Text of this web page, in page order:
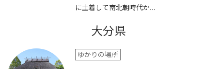
に土着して南北朝時代か...
大分県
ゆかりの場所